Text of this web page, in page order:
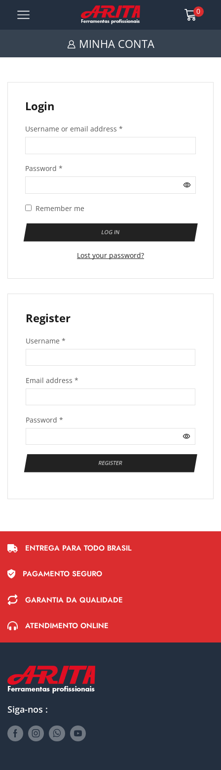
0
MINHA CONTA
Login
Username or email address *
Password *
Remember me
LOG IN
Lost your password?
Register
Username *
Email address *
Password *
REGISTER
ENTREGA PARA TODO BRASIL
PAGAMENTO SEGURO
GARANTIA DA QUALIDADE
ATENDIMENTO ONLINE
Siga-nos :